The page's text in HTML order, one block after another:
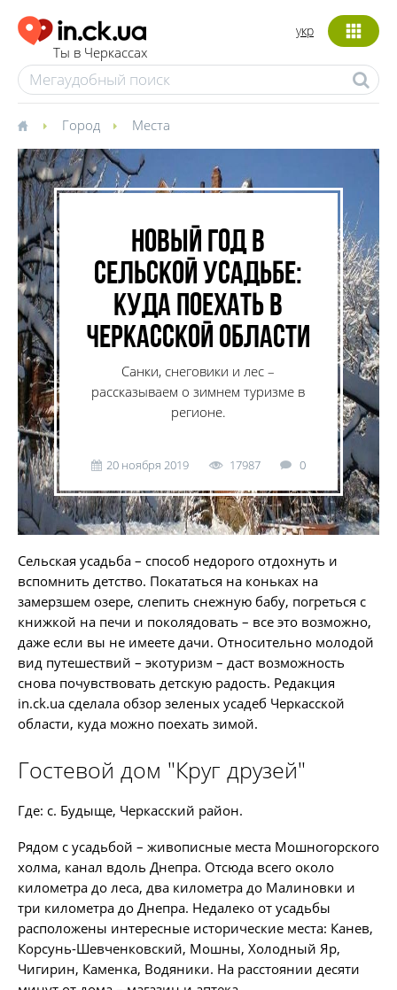
Ты в Черкассах
укр
Город Места
Новый год в
сельской усадьбе:
куда поехать в
Черкасской области
Санки, снеговики и лес –
рассказываем о зимнем туризме в
регионе.
20 ноября 2019 17987 0
Сельская усадьба – способ недорого отдохнуть и
вспомнить детство. Покататься на коньках на
замерзшем озере, слепить снежную бабу, погреться с
книжкой на печи и поколядовать – все это возможно,
даже если вы не имеете дачи. Относительно молодой
вид путешествий – экотуризм – даст возможность
снова почувствовать детскую радость. Редакция
in.ck.ua сделала обзор зеленых усадеб Черкасской
области, куда можно поехать зимой.
Гостевой дом "Круг друзей"
Где: с. Будыще, Черкасский район.
Рядом с усадьбой – живописные места Мошногорского
холма, канал вдоль Днепра. Отсюда всего около
километра до леса, два километра до Малиновки и
три километра до Днепра. Недалеко от усадьбы
расположены интересные исторические места: Канев,
Корсунь-Шевченковский, Мошны, Холодный Яр,
Чигирин, Каменка, Водяники. На расстоянии десяти